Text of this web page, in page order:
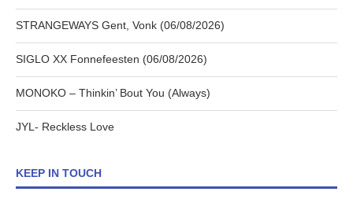
STRANGEWAYS Gent, Vonk (06/08/2026)
SIGLO XX Fonnefeesten (06/08/2026)
MONOKO – Thinkin’ Bout You (Always)
JYL- Reckless Love
KEEP IN TOUCH